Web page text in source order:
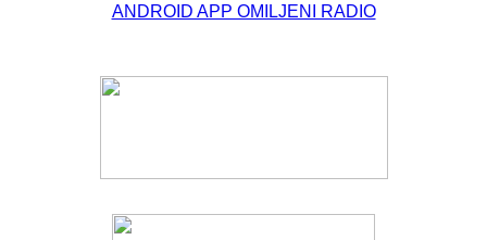
ANDROID APP OMILJENI RADIO